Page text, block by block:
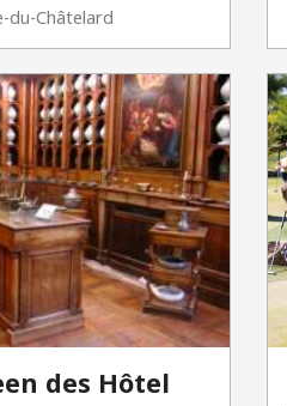
du-Châtelard
des Hôtel